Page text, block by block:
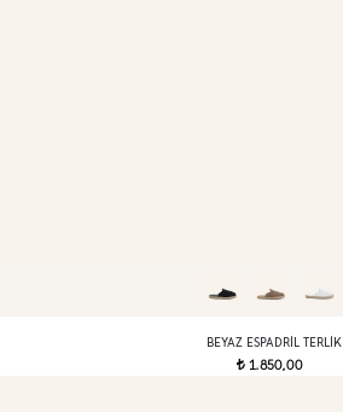
BEYAZ ESPADRIL TERLIK
t1.850,00